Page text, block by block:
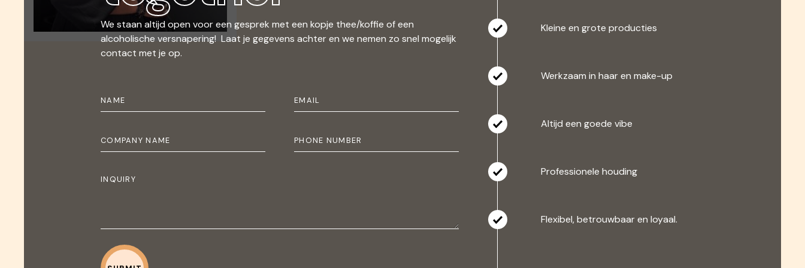
We staan altijd open voor een gesprek met een kopje thee/koffie of een
alcoholische versnapering! Laat je gegevens achter en we nemen zo snel mogelijk
contact met je op.
Kleine en grote producties
Werkzaam in haar en make-up
Altijd een goede vibe
Professionele houding
Flexibel, betrouwbaar en loyaal.